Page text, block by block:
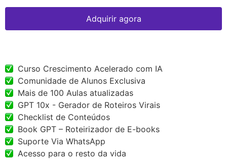
Adquirir agora
Curso Crescimento Acelerado com IA
Comunidade de Alunos Exclusiva
Mais de 100 Aulas atualizadas
GPT 10x - Gerador de Roteiros Virais
Checklist de Conteúdos​
Book GPT – Roteirizador de E-books
Suporte Via WhatsApp
Acesso para o resto da vida